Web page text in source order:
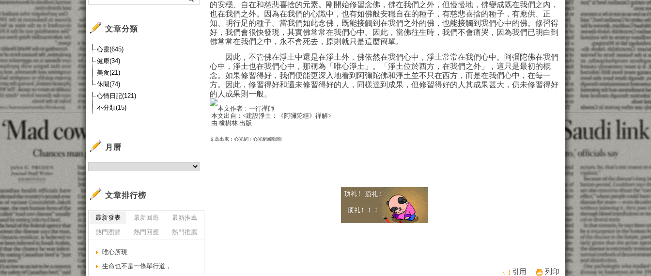
的安穩、自在和慈悲喜捨的元素。剛開始修習念佛，佛在我們之外，但慢慢地，佛變成既在我們之內，
也在我們之外。因為在我們的心識中，也有如佛般安穩自在的種子，有慈悲喜捨的種子，有應供、正
知、明行足的種子。當我們如此念佛，既能接觸到在我們之外的佛，也能接觸到我們心中的佛。修習得
好，我們會很快發現，其實佛常常在我們心中。因此，當佛往生時，我們不會痛哭，因為我們已明白到
佛常常在我們之中，永不會死去，原則就只是這麼簡單。
因此，不管佛在淨土中還是在淨土外，佛依然在我們心中，淨土常常在我們心中。阿彌陀佛在我們
心中，淨土也在我們心中，那稱為「唯心淨土」。「淨土位於西方，在我們之外」，這只是最初的概
念。如果修習得好，我們便能更深入地看到阿彌陀佛和淨土並不只在西方，而是在我們心中，在每一
方。因此，修習得好和還未修習得好的人，同樣達到成果，但修習得好的人其成果甚大，仍未修習得好
的人成果則一般。
本文作者：一行禪師
本文出自：<建設淨土：《阿彌陀經》禪解>
由 橡樹林 出版
文章出處： 心光網 / 心光網編輯部
引用 列印
文章分類
心靈(645)
健康(34)
美食(21)
休閒(74)
心情日記(121)
不分類(15)
月曆
文章排行榜
最新發表 最新回應
最新推薦
熱門瀏覽
熱門回應 熱門推薦
唯心所現
生命也不是一條單行道，